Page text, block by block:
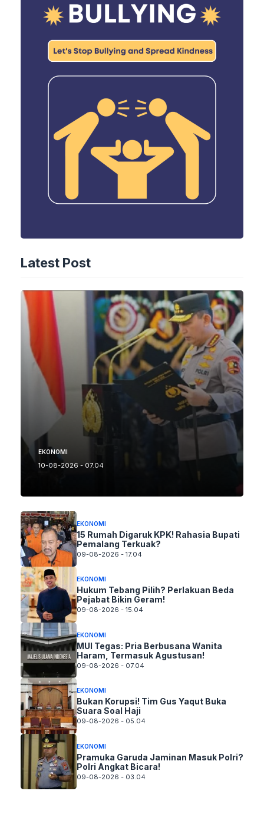
Latest Post
EKONOMI
10-08-2026 - 07.04
EKONOMI
15 Rumah Digaruk KPK! Rahasia Bupati
Pemalang Terkuak?
09-08-2026 - 17.04
EKONOMI
Hukum Tebang Pilih? Perlakuan Beda
Pejabat Bikin Geram!
09-08-2026 - 15.04
EKONOMI
MUI Tegas: Pria Berbusana Wanita
Haram, Termasuk Agustusan!
09-08-2026 - 07.04
EKONOMI
Bukan Korupsi! Tim Gus Yaqut Buka
Suara Soal Haji
09-08-2026 - 05.04
EKONOMI
Pramuka Garuda Jaminan Masuk Polri?
Polri Angkat Bicara!
09-08-2026 - 03.04